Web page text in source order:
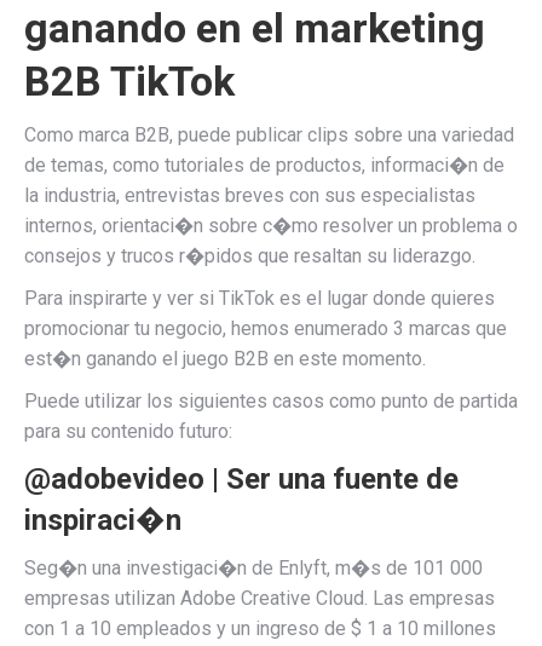
ganando en el marketing
B2B TikTok
Como marca B2B, puede publicar clips sobre una variedad
de temas, como tutoriales de productos, informaci�n de
la industria, entrevistas breves con sus especialistas
internos, orientaci�n sobre c�mo resolver un problema o
consejos y trucos r�pidos que resaltan su liderazgo.
Para inspirarte y ver si TikTok es el lugar donde quieres
promocionar tu negocio, hemos enumerado 3 marcas que
est�n ganando el juego B2B en este momento.
Puede utilizar los siguientes casos como punto de partida
para su contenido futuro:
@adobevideo | Ser una fuente de
inspiraci�n
Seg�n una investigaci�n de Enlyft, m�s de 101 000
empresas utilizan Adobe Creative Cloud. Las empresas
con 1 a 10 empleados y un ingreso de $ 1 a 10 millones